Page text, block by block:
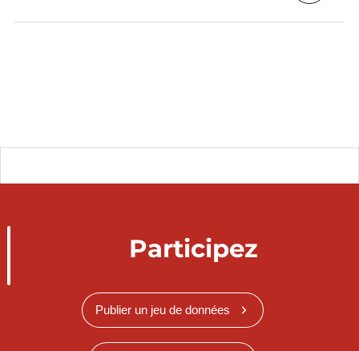
Participez
Publier un jeu de données